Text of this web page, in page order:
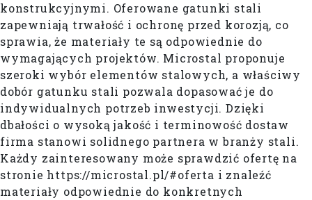
konstrukcyjnymi. Oferowane gatunki stali
zapewniają trwałość i ochronę przed korozją, co
sprawia, że materiały te są odpowiednie do
wymagających projektów. Microstal proponuje
szeroki wybór elementów stalowych, a właściwy
dobór gatunku stali pozwala dopasować je do
indywidualnych potrzeb inwestycji. Dzięki
dbałości o wysoką jakość i terminowość dostaw
firma stanowi solidnego partnera w branży stali.
Każdy zainteresowany może sprawdzić ofertę na
stronie https://microstal.pl/#oferta i znaleźć
materiały odpowiednie do konkretnych